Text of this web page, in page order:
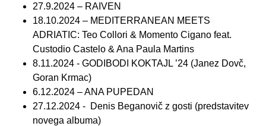
27.9.2024 – RAIVEN
18.10.2024 – MEDITERRANEAN MEETS
ADRIATIC: Teo Collori & Momento Cigano feat.
Custodio Castelo & Ana Paula Martins
8.11.2024 - GODIBODI KOKTAJL ’24 (Janez Dovč,
Goran Krmac)
6.12.2024 – ANA PUPEDAN
27.12.2024 - Denis Beganovič z gosti (predstavitev
novega albuma)